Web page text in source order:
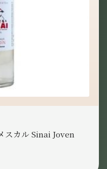
スカル Sinai Joven